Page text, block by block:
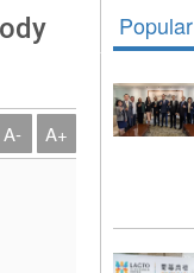
A- A+
Popular